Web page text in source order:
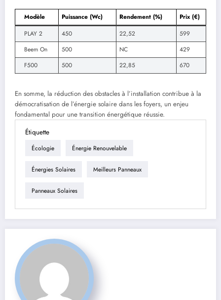
Modèle Puissance (Wc) Rendement (%)
Prix (€)
PLAY 2
450 22,52
599
Beem On
500 NC
429
F500
500 22,85 670
En somme, la réduction des obstacles à l’installation contribue à la
démocratisation de l’énergie solaire dans les foyers, un enjeu
fondamental pour une transition énergétique réussie.
Étiquette
Écologie Énergie Renouvelable
Énergies Solaires Meilleurs Panneaux
Panneaux Solaires